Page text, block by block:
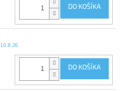
DO KOŠÍKA
10.8.26
DO KOŠÍKA